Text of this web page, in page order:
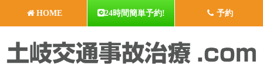
HOME 24時間簡単予約! 予約